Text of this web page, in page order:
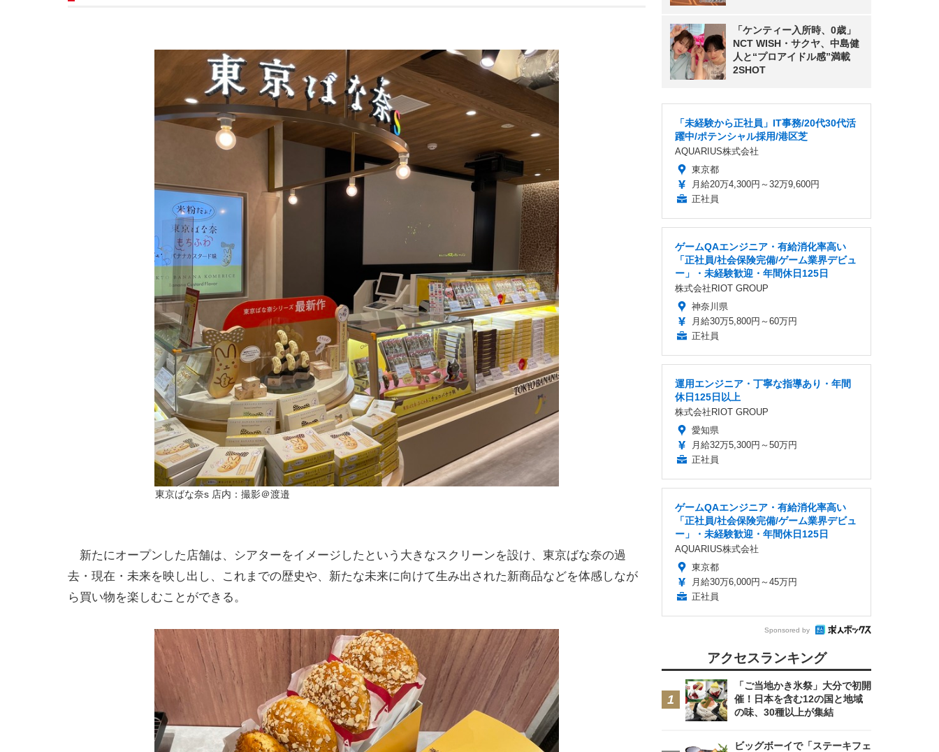
東京ばな奈s 店内：撮影＠渡邉
新たにオープンした店舗は、シアターをイメージしたという大きなスクリーンを設け、東京ばな奈の過
去・現在・未来を映し出し、これまでの歴史や、新たな未来に向けて生み出された新商品などを体感しなが
ら買い物を楽しむことができる。
「ケンティー入所時、0歳」
NCT WISH・サクヤ、中島健
人と“プロアイドル感”満載
2SHOT
「未経験から正社員」IT事務/20代30代活
躍中/ポテンシャル採用/港区芝
AQUARIUS株式会社
東京都
月給20万4,300円～32万9,600円
正社員
ゲームQAエンジニア・有給消化率高い
「正社員/社会保険完備/ゲーム業界デビュ
ー」・未経験歓迎・年間休日125日
株式会社RIOT GROUP
神奈川県
月給30万5,800円～60万円
正社員
運用エンジニア・丁寧な指導あり・年間
休日125日以上
株式会社RIOT GROUP
愛知県
月給32万5,300円～50万円
正社員
ゲームQAエンジニア・有給消化率高い
「正社員/社会保険完備/ゲーム業界デビュ
ー」・未経験歓迎・年間休日125日
AQUARIUS株式会社
東京都
月給30万6,000円～45万円
正社員
Sponsored by
アクセスランキング
「ご当地かき氷祭」大分で初開
催！日本を含む12の国と地域
の味、30種以上が集結
ビッグボーイで「ステーキフェ